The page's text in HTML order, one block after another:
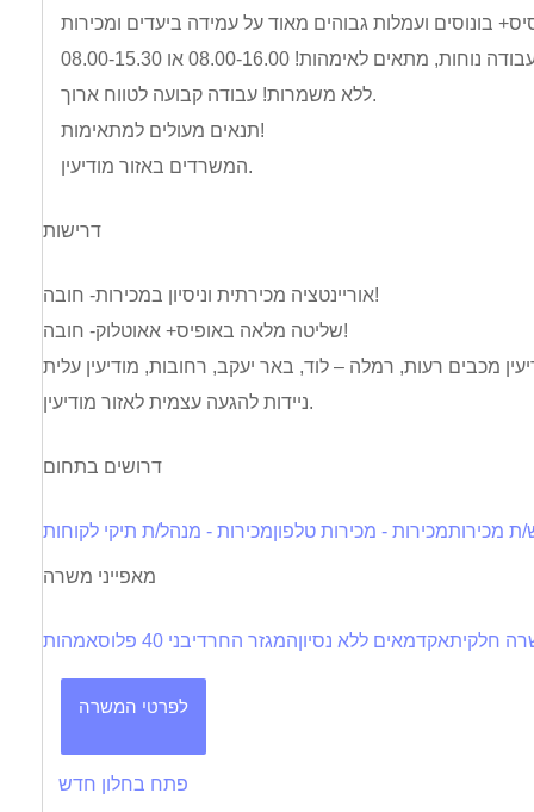
ללא משמרות! עבודה קבועה לטווח ארוך.
תנאים מעולים למתאימות!
המשרדים באזור מודיעין.
דרישות
אוריינטציה מכירתית וניסיון במכירות- חובה!
שליטה מלאה באופיס+ אאוטלוק- חובה!
ניידות להגעה עצמית לאזור מודיעין.
דרושים בתחום
ת מכירותמכירות - מכירות טלפוןמכירות - מנהל/ת תיקי לקוחות
מאפייני משרה
חלקיתאקדמאים ללא נסיוןהמגזר החרדיבני 40 פלוס אמהות
לפרטי המשרה
פתח בחלון חדש